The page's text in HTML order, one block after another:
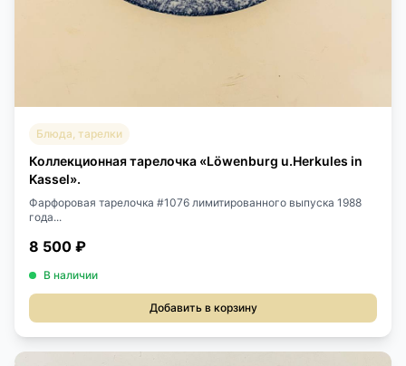
Блюда, тарелки
Коллекционная тарелочка «Löwenburg u.Herkules in
Kassel».
Фарфоровая тарелочка #1076 лимитированного выпуска 1988
года...
8 500 ₽
В наличии
Добавить в корзину